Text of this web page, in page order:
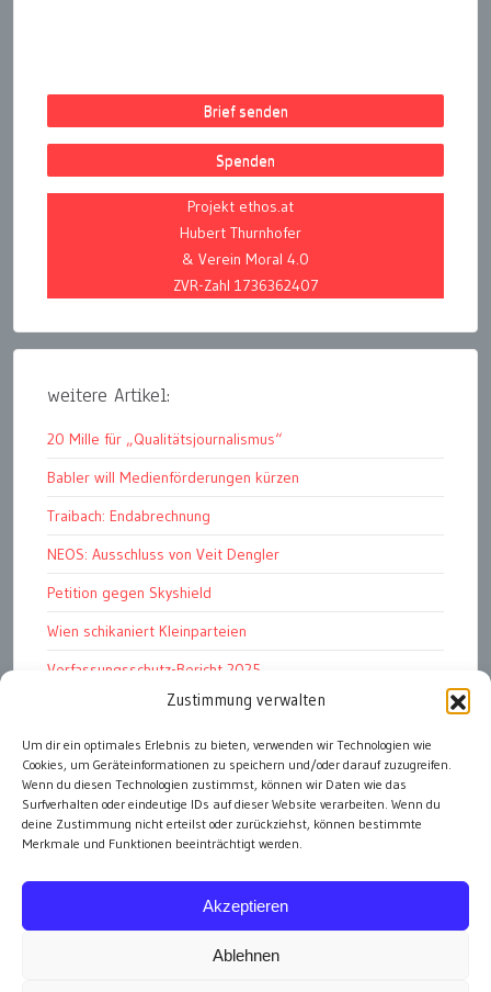
Zustimmung verwalten
Um dir ein optimales Erlebnis zu bieten, verwenden wir Technologien wie
Cookies, um Geräteinformationen zu speichern und/oder darauf zuzugreifen.
Wenn du diesen Technologien zustimmst, können wir Daten wie das
Surfverhalten oder eindeutige IDs auf dieser Website verarbeiten. Wenn du
deine Zustimmung nicht erteilst oder zurückziehst, können bestimmte
Merkmale und Funktionen beeinträchtigt werden.
Akzeptieren
Ablehnen
Brief senden
Spenden
Projekt ethos.at
Hubert Thurnhofer
& Verein Moral 4.0
ZVR-Zahl 1736362407
weitere Artikel:
20 Mille für „Qualitätsjournalismus“
Babler will Medienförderungen kürzen
Traibach: Endabrechnung
NEOS: Ausschluss von Veit Dengler
Petition gegen Skyshield
Wien schikaniert Kleinparteien
Verfassungsschutz-Bericht 2025
Ziel: endloser Krieg
110 statt 90 Mille Medienförderung
Strafen für „Integrations-Verweigerer“
alle Artikel